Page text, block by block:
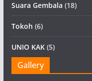
Suara Gembala (18)
Tokoh (6)
UNIO KAK(5)
Gallery